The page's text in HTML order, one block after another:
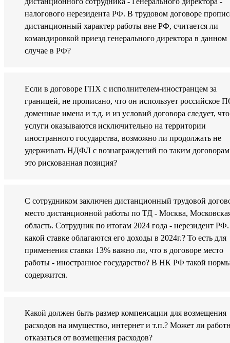
налогового нерезидента РФ. В трудовом договоре
дистанционный характер работы вне РФ, считается ли
командировкой приезд генерального директора в данном
случае в РФ?
Если в договоре ГПХ с исполнителем-иностранцем за
границей, не прописано, что он использует российское
доменные имена и т.д. и из условий договора следует, что
услуги оказываются исключительно на территории
иностранного государства, возможно ли продолжать не
удерживать НДФЛ с вознаграждений по таким
это рискованная позиция?
С сотрудником заключен дистанционный трудовой
место дистанционной работы по ТД - Москва,
область. Сотрудник по итогам 2024 года - нерезидент
какой ставке облагаются его доходы в 2024г.? То есть для
применения ставки 13% важно ли, что в договоре место
работы - иностранное государство? В НК РФ такой
содержится.
Какой должен быть размер компенсации для возмещения
расходов на имущество, интернет и т.п.? Может ли
отказаться от возмещения расходов?